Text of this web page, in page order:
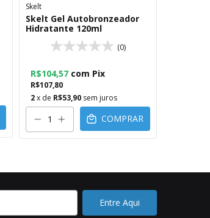
Skelt
Skelt Gel Autobronzeador
Hidratante 120ml
(0)
R$107,80
R$104,57 com Pix
2x de R$53,90 sem juros
COMPRAR